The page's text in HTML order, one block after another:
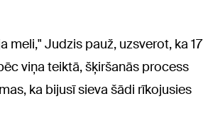
meli," Judzis pauž, uzsverot, ka 17
viņa teiktā, šķiršanās process
ka bijusī sieva šādi rīkojusies